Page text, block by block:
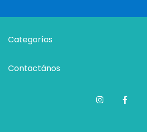
Categorías
Contactános